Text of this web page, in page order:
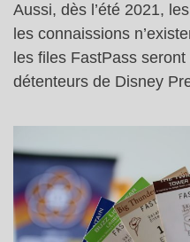
Aussi, dès l’été 2021,
les connaissions
les files FastPass
détenteurs de Disney